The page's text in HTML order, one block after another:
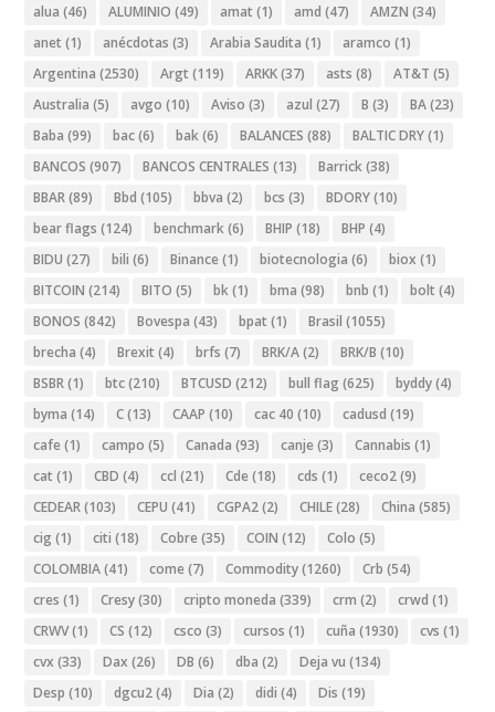
alua (46) ALUMINIO (49) amat (1) amd (47) AMZN (34)
anet (1) anécdotas (3) Arabia Saudita (1) aramco (1)
Argentina (2530) Argt (119) ARKK(37) asts (8) AT&T (5)
Australia (5) avgo (10) Aviso (3) azul (27) B (3) BA(23)
Baba (99) bac(6) bak(6) BALANCES (88) BALTIC DRY(1)
BANCOS (907) BANCOS CENTRALES (13) Barrick(38)
BBAR(89) Bbd (105) bbva (2) bcs (3) BDORY(10)
bear flags (124) benchmark(6) BHIP (18) BHP (4)
BIDU (27) bili (6) Binance (1) biotecnologia (6) biox (1)
BITCOIN (214) BITO (5) bk(1) bma (98) bnb (1) bolt (4)
BONOS (842) Bovespa (43) bpat (1) Brasil (1055)
brecha (4) Brexit (4) brfs (7) BRK/A(2) BRK/B (10)
BSBR(1) btc(210) BTCUSD (212) bull flag (625) byddy(4)
byma (14) C(13) CAAP (10) cac 40 (10) cadusd (19)
cafe (1) campo (5) Canada (93) canje (3) Cannabis (1)
cat (1) CBD (4) ccl (21) Cde (18) cds (1) ceco2(9)
CEDEAR(103) CEPU (41) CGPA2(2) CHILE(28) China (585)
cig (1) citi (18) Cobre (35) COIN (12) Colo (5)
COLOMBIA(41) come (7) Commodity(1260) Crb (54)
cres (1) Cresy(30) cripto moneda (339) crm (2) crwd (1)
CRWV(1) CS (12) csco (3) cursos (1) cuña (1930) cvs (1)
cvx (33) Dax (26) DB (6) dba (2) Deja vu (134)
Desp (10) dgcu2(4) Dia (2) didi (4) Dis (19)